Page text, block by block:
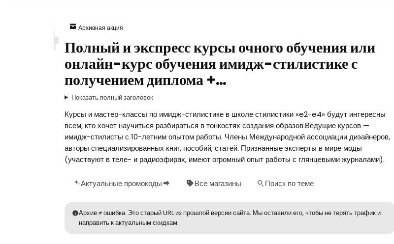
Архивная акция
Полный и экспресс курсы очного обучения или
онлайн-курс обучения имидж-стилистике с
получением диплома +…
Показать полный заголовок
Курсы и мастер-классы по имидж-стилистике в школе стилистики «e2-e4» будут интересны
всем, кто хочет научиться разбираться в тонкостях создания образов.Ведущие курсов —
имидж-стилисты с 10-летним опытом работы. Члены Международной ассоциации дизайнеров,
авторы специализированных книг, пособий, статей. Признанные эксперты в мире моды
(участвуют в теле- и радиоэфирах, имеют огромный опыт работы с глянцевыми журналами).
Актуальные промокоды Все магазины Поиск по теме
Архив ≠ ошибка. Это старый URL из прошлой версии сайта. Мы оставили его, чтобы не терять трафик и
направить к актуальным скидкам.